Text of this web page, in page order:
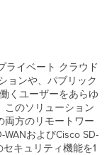
ライベート クラウド
ョンや、パブリック
くユーザーをあらゆ
このソリューション
両方のリモートワー
およびCisco SD-
キュリティ機能を1